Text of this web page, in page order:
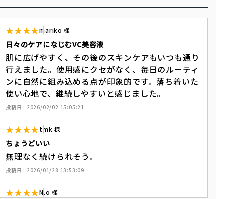
★★★★mariko 様
日々のケアになじむVC美容液
肌に広げやすく、その後のスキンケアもいつも通り
行えました。使用感にクセがなく、毎日のルーティ
ンに自然に組み込める点が印象的です。落ち着いた
使い心地で、継続しやすいと感じました。
投稿日 : 2026/02/02 15:05:21
★★★★tmk 様
ちょうどいい
無理なく続けられそう。
投稿日 : 2026/01/28 13:53:09
★★★★N.o 様